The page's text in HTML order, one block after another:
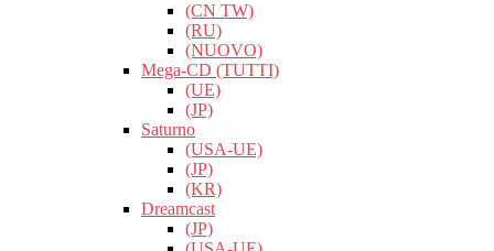
(CN TW)
(RU)
(NUOVO)
Mega-CD (TUTTI)
(UE)
(JP)
Saturno
(USA-UE)
(JP)
(KR)
Dreamcast
(JP)